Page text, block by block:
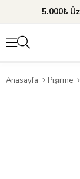
5.000₺
Anasayfa Pişirme